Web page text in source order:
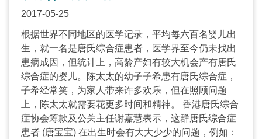
2017-05-25
根据世界不同地区的医学记录，平均每六百名婴儿出
生，就一名是唐氏综合症患者，医学界至今仍未找出
患病成因，但统计上，高龄产妇有较大机会产有唐氏
综合症的婴儿。陈太太的幼子子希患有唐氏综合症，
子希经常笑，为家人带来许多欢乐，但在照顾问题
上，陈太太就需要花更多时间和精神。 香港唐氏综合
症协会筹款及公关主任谢嘉慧表示，这群唐氏综合症
患者 (唐宝宝) 在出生时会有大大少少的问题，例如：